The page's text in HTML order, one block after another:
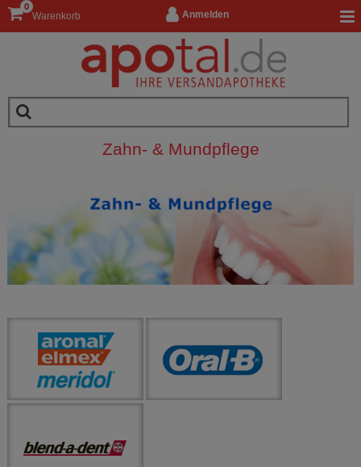
Anmelden
Warenkorb
0
Zahn- & Mundpflege